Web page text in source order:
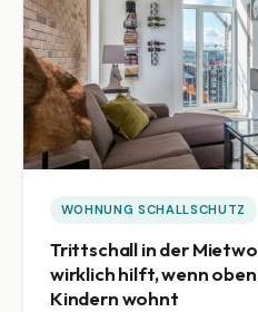
WOHNUNG SCHALLSCHUTZ
Trittschall in der
wirklich hilft, wenn
Kindern wohnt